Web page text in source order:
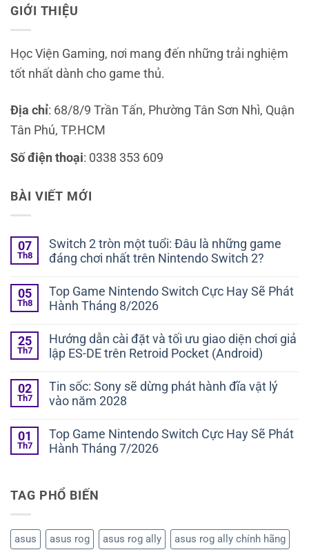
GIỚI THIỆU
Học Viện Gaming, nơi mang đến những trải nghiệm
tốt nhất dành cho game thủ.
Địa chỉ: 68/8/9 Trần Tấn, Phường Tân Sơn Nhì, Quận
Tân Phú, TP.HCM
Số điện thoại: 0338 353 609
BÀI VIẾT MỚI
07
Th8
Switch 2 tròn một tuổi: Đâu là những game
đáng chơi nhất trên Nintendo Switch 2?
05
Th8
Top Game Nintendo Switch Cực Hay Sẽ Phát
Hành Tháng 8/2026
25
Th7
Hướng dẫn cài đặt và tối ưu giao diện chơi giả
lập ES-DE trên Retroid Pocket (Android)
02
Th7
Tin sốc: Sony sẽ dừng phát hành đĩa vật lý
vào năm 2028
01
Th7
Top Game Nintendo Switch Cực Hay Sẽ Phát
Hành Tháng 7/2026
TAG PHỔ BIẾN
asus asus rog asus rog ally
asus rog ally chính hãng